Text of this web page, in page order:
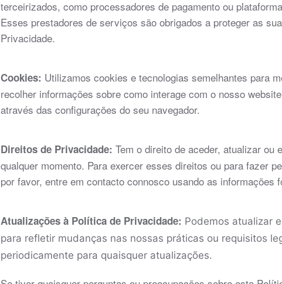
terceirizados, como processadores de pagamento ou
Esses prestadores de serviços são obrigados a proteger as
Privacidade.
Cookies: Utilizamos cookies e tecnologias semelhantes para
recolher informações sobre como interage com o nosso
através das configurações do seu navegador.
Direitos de Privacidade: Tem o direito de aceder, atualizar
qualquer momento. Para exercer esses direitos ou para fazer
por favor, entre em contacto connosco usando as informações
Atualizações à Política de Privacidade: Podemos atualizar
para refletir mudanças nas nossas práticas ou requisitos
periodicamente para quaisquer atualizações.